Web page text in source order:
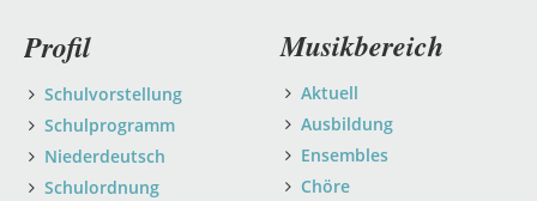
Musikbereich
Aktuell
Ausbildung
Ensembles
Chöre
Profil
Schulvorstellung
Schulprogramm
Niederdeutsch
Schulordnung